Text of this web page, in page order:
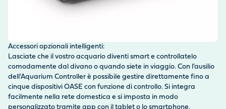
Accessori opzionali intelligenti:
Lasciate che il vostro acquario diventi smart e controllatelo
comodamente dal divano o quando siete in viaggio. Con l'ausilio
dell'Aquarium Controller è possibile gestire direttamente fino a
cinque dispositivi OASE con funzione di controllo. Si integra
facilmente nella rete domestica e si imposta in modo
personalizzato tramite app con il tablet o lo smartphone.